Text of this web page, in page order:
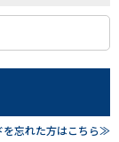
を忘れた方はこちら≫